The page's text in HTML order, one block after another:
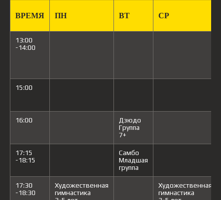
ВРЕМЯ ПН ВТ СР
13:00
-14:00
15:00
16:00
Дзюдо
Группа
7+
17:15
-18:15
Самбо
Младшая
группа
17:30
-18:30
Художественная
гимнастика
Художественная
гимнастика